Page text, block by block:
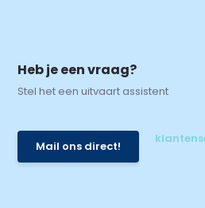
Heb je een vraag?
Stel het een uitvaart assistent
Mail ons direct!